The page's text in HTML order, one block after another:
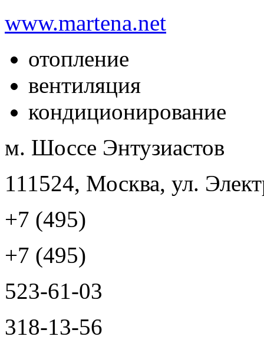
www.martena.net
отопление
вентиляция
кондиционирование
м. Шоссе Энтузиастов
111524, Москва, ул.
+7 (495)
+7 (495)
523-61-03
318-13-56